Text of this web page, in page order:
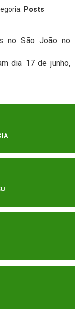
Posts
no São João no
dia 17 de junho,